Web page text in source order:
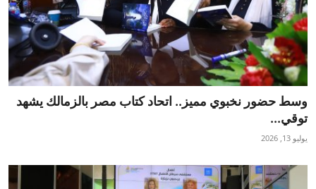
وسط حضور نخبوي مميز.. اتحاد كتاب مصر بالزمالك يشهد
توقي...
يوليو 13, 2026